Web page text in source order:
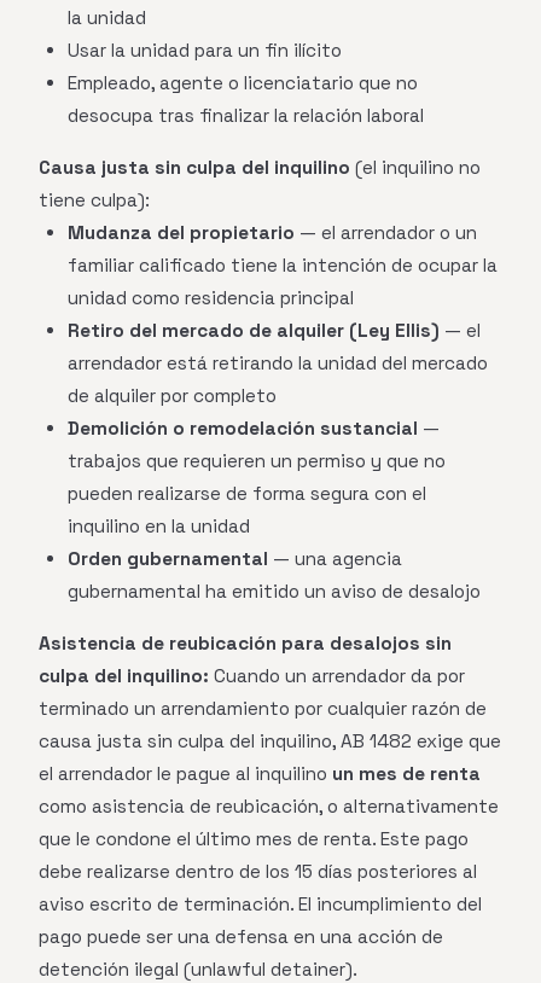
la unidad
Usar la unidad para un fin ilícito
Empleado, agente o licenciatario que no
desocupa tras finalizar la relación laboral
Causa justa sin culpa del inquilino (el inquilino no
tiene culpa):
Mudanza del propietario — el arrendador o un
familiar calificado tiene la intención de ocupar la
unidad como residencia principal
Retiro del mercado de alquiler (Ley Ellis) — el
arrendador está retirando la unidad del mercado
de alquiler por completo
Demolición o remodelación sustancial —
trabajos que requieren un permiso y que no
pueden realizarse de forma segura con el
inquilino en la unidad
Orden gubernamental — una agencia
gubernamental ha emitido un aviso de desalojo
Asistencia de reubicación para desalojos sin
culpa del inquilino: Cuando un arrendador da por
terminado un arrendamiento por cualquier razón de
causa justa sin culpa del inquilino, AB 1482 exige que
el arrendador le pague al inquilino un mes de renta
como asistencia de reubicación, o alternativamente
que le condone el último mes de renta. Este pago
debe realizarse dentro de los 15 días posteriores al
aviso escrito de terminación. El incumplimiento del
pago puede ser una defensa en una acción de
detención ilegal (unlawful detainer).